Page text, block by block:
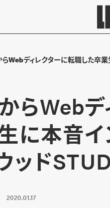
Webディレクターに転職した卒業
らWebデ
に本音イ
ッド
2020.01.17